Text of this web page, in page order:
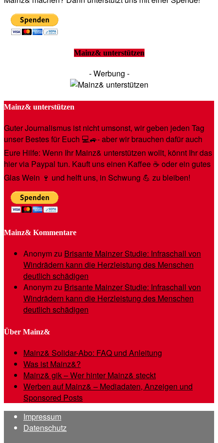
Mainz& unterstützen
- Werbung -
Mainz& unterstützen
Guter Journalismus ist nicht umsonst, wir geben jeden Tag
unser Bestes für Euch 💻🚙- aber wir brauchen dafür auch
Eure Hilfe: Wenn Ihr Mainz& unterstützen wollt, könnt Ihr das
hier via Paypal tun. Kauft uns einen Kaffee ☕️ oder ein gutes
Glas Wein 🍷 und helft uns, in Schwung 💪 zu bleiben!
Mainz& Kommentare
Anonymzu Brisante Mainzer Studie: Infraschall von
Windrädern kann die Herzleistung des Menschen
deutlich schädigen
Anonymzu Brisante Mainzer Studie: Infraschall von
Windrädern kann die Herzleistung des Menschen
deutlich schädigen
Über Mainz&
Mainz& Solidar-Abo: FAQ und Anleitung
Was ist Mainz&?
Mainz& gik – Wer hinter Mainz& steckt
Werben auf Mainz& – Mediadaten, Anzeigen und
Sponsored Posts
Impressum
Datenschutz